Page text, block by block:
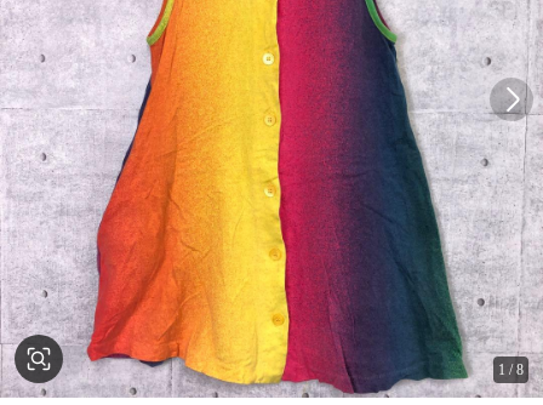
1 /8